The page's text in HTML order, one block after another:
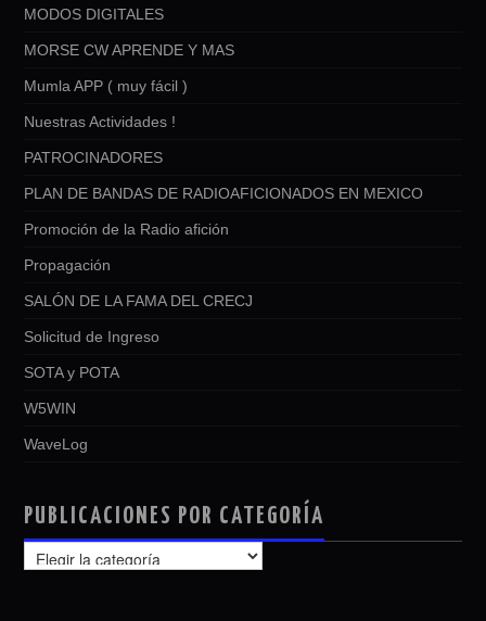
MODOS DIGITALES
MORSE CW APRENDE Y MAS
Mumla APP ( muy fácil )
Nuestras Actividades !
PATROCINADORES
PLAN DE BANDAS DE RADIOAFICIONADOS EN MEXICO
Promoción de la Radio afición
Propagación
SALÓN DE LA FAMA DEL CRECJ
Solicitud de Ingreso
SOTA y POTA
W5WIN
WaveLog
PUBLICACIONES POR CATEGORÍA
PUBLICACIONES
POR